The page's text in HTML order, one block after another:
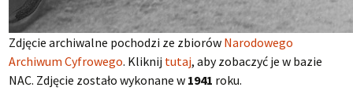
Zdjęcie archiwalne pochodzi ze zbiorów Narodowego
Archiwum Cyfrowego. Kliknij tutaj, aby zobaczyć je w bazie
NAC. Zdjęcie zostało wykonane w 1941 roku.